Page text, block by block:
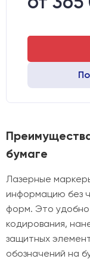
бумаге
Лазерные
информацию без
форм. Это
кодирования,
защитных
обозначений на